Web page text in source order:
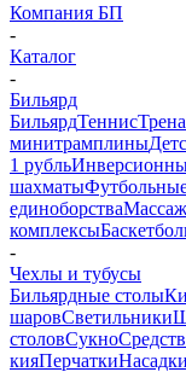
Компания БП
-
Каталог
-
Бильярд
БильярдТеннис
минитрамплины
1 рубль
шахматы
единоборства
комплексы
-
Чехлы и тубусы
Бильярдные столы
шаровСветильники
столовСукно
кияПерчатки